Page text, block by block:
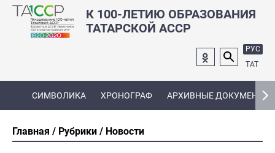
К 100-ЛЕТИЮ ОБРАЗОВАНИЯ
ТАТАРСКОЙ АССР
РУС
ТАТ
СИМВОЛИКА ХРОНОГРАФ АРХИВНЫЕ ДОКУМЕНТЫ
Главная Рубрики Новости